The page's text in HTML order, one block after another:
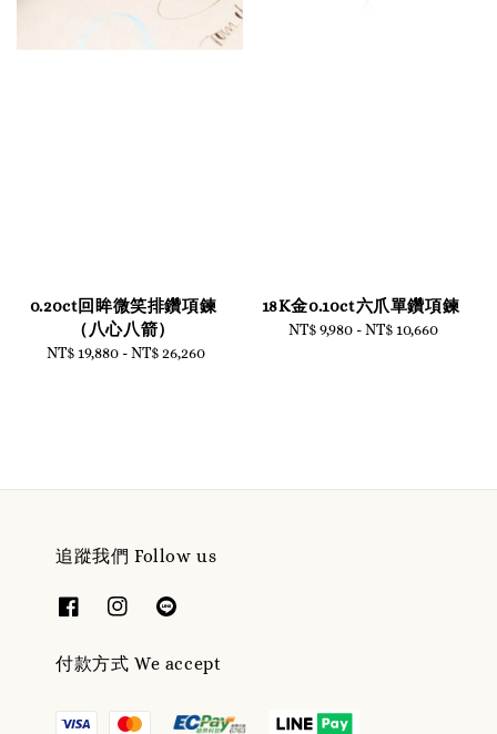
0.20ct回眸微笑排鑽項鍊
（八心八箭）
Regular
NT$ 19,880-NT$ 26,260
18K金0.10ct六爪單鑽項鍊
Regular
NT$ 9,980-NT$ 10,660
追蹤我們 Follow us
付款方式 We accept